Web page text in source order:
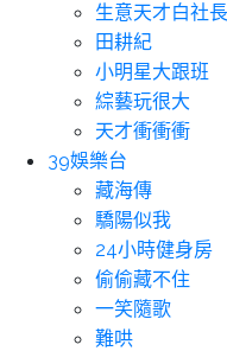
生意天才白社
田耕紀
小明星大跟班
綜藝玩很大
天才衝衝衝
39娛樂台
藏海傳
驕陽似我
24小時健身房
偷偷藏不住
一笑隨歌
難哄